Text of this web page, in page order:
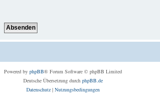
Powered by phpBB® Forum Software © phpBB Limited
Deutsche Übersetzung durch phpBB.de
Datenschutz| Nutzungsbedingungen